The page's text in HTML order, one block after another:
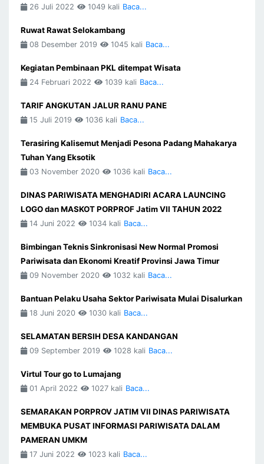
26 Juli 2022 1049 kali Baca...
Ruwat Rawat Selokambang
08 Desember 2019 1045 kali Baca...
Kegiatan Pembinaan PKL ditempat Wisata
24 Februari 2022 1039 kali Baca...
TARIF ANGKUTAN JALUR RANU PANE
15 Juli 2019 1036 kali Baca...
Terasiring Kalisemut Menjadi Pesona Padang Mahakarya
Tuhan Yang Eksotik
03 November 2020 1036 kali Baca...
DINAS PARIWISATA MENGHADIRI ACARA LAUNCING
LOGO dan MASKOT PORPROF Jatim VII TAHUN 2022
14 Juni 2022 1034 kali Baca...
Bimbingan Teknis Sinkronisasi New Normal Promosi
Pariwisata dan Ekonomi Kreatif Provinsi Jawa Timur
09 November 2020 1032 kali Baca...
Bantuan Pelaku Usaha Sektor Pariwisata Mulai Disalurkan
18 Juni 2020 1030 kali Baca...
SELAMATAN BERSIH DESA KANDANGAN
09 September 2019 1028 kali Baca...
Virtul Tour go to Lumajang
01 April 2022 1027 kali Baca...
SEMARAKAN PORPROV JATIM VII DINAS PARIWISATA
MEMBUKA PUSAT INFORMASI PARIWISATA DALAM
PAMERAN UMKM
17 Juni 2022 1023 kali Baca...